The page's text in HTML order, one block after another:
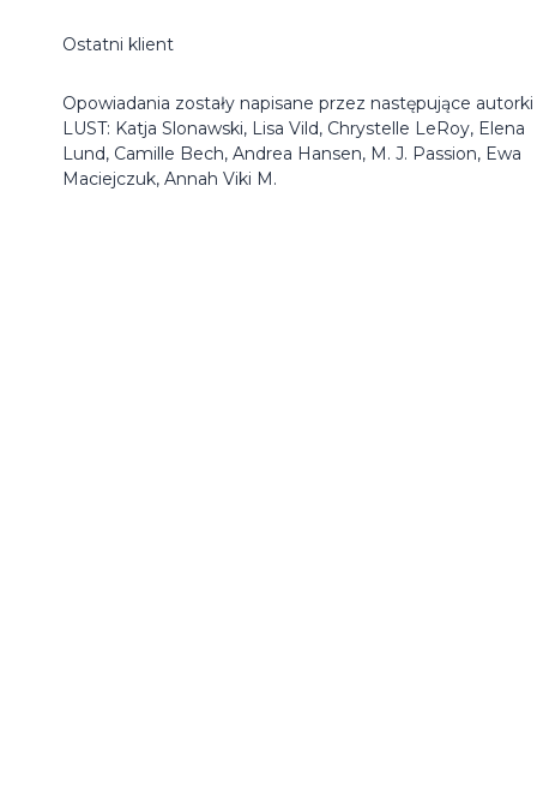
Ostatni klient
Opowiadania zostały napisane przez następujące autorki
LUST: Katja Slonawski, Lisa Vild, Chrystelle LeRoy, Elena
Lund, Camille Bech, Andrea Hansen, M. J. Passion, Ewa
Maciejczuk, Annah Viki M.